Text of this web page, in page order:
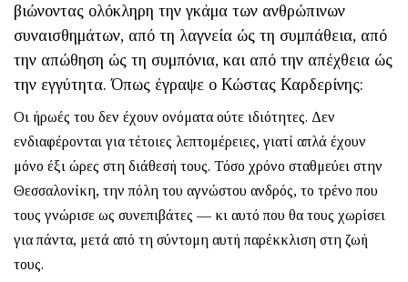
βιώνον­τας ολόκληρη την γκάμα των ανθρώπινων
συναισθημάτων, από τη λαγνεία ώς τη συμπάθεια, από
την απώθηση ώς τη συμπόνια, και από την απέχθεια ώς
την εγγύτητα. Όπως έγραψε ο Κώστας Καρδερίνης:
Οι ήρωές του δεν έχουν ονόματα ούτε ιδιότητες. Δεν
ενδιαφέρονται για τέτοιες λεπτομέρειες, γιατί απλά έχουν
μόνο έξι ώρες στη διάθεσή τους. Τόσο χρόνο σταθμεύει στην
Θεσσαλονίκη, την πόλη του αγνώστου ανδρός, το τρένο που
τους γνώρισε ως συνεπιβάτες — κι αυτό που θα τους χωρίσει
για πάντα, μετά από τη σύντομη αυτή παρέκκλιση στη ζωή
τους.